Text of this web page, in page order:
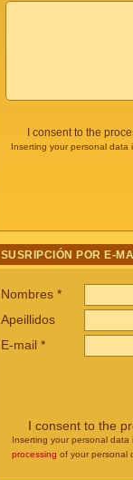
I consent to the
Inserting your personal
SUSRIPCIÓN POR E-
Nombres *
Apeillidos
E-mail *
I consent to the
Inserting your personal
processing of your personal